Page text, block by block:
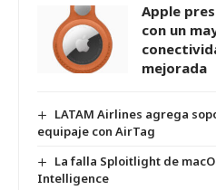
Apple
con un
mejorada
LATAM Airlines agrega
equipaje con AirTag
La falla Sploitlight de
Intelligence